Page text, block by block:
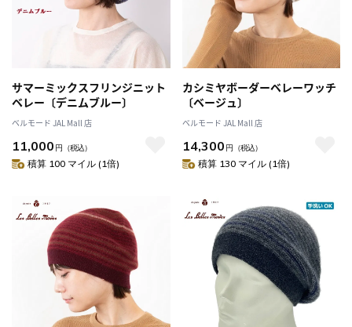
サマーミックスフリンジニット
ベレー〔デニムブルー〕
ベルモード JAL Mall 店
11,000 円 （税込）
積算 100 マイル (1倍)
カシミヤボーダーベレーワッチ
〔ベージュ〕
ベルモード JAL Mall 店
14,300 円 （税込）
積算 130 マイル (1倍)